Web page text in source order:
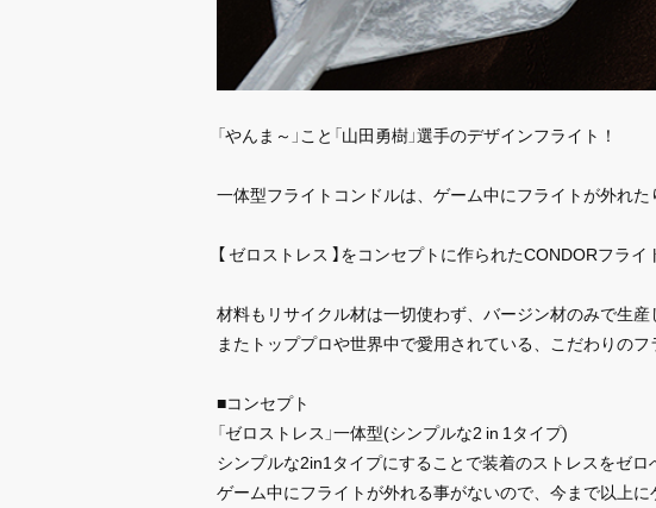
「やんま～」こと「山田勇樹」選手のデザインフライト！
一体型フライトコンドルは、ゲーム中にフライトが外れ
【 ゼロストレス 】をコンセプトに作られたCONDORフラ
材料もリサイクル材は一切使わず、バージン材のみで生産
またトッププロや世界中で愛用されている、こだわりのフ
■コンセプト
「ゼロストレス」一体型(シンプルな2 in 1タイプ)
シンプルな2in1タイプにすることで装着のストレスをゼロ
ゲーム中にフライトが外れる事がないので、今まで以上